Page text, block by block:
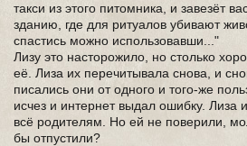
такси из этого питомника, и завезёт
зданию, где для ритуалов убивают
спастись можно использовавши..."
Лизу это насторожило, но столько
её. Лиза их перечитывала снова, и
писались они от одного и того-же
исчез и интернет выдал ошибку. Лиза
всё родителям. Но ей не поверили,
бы отпустили?